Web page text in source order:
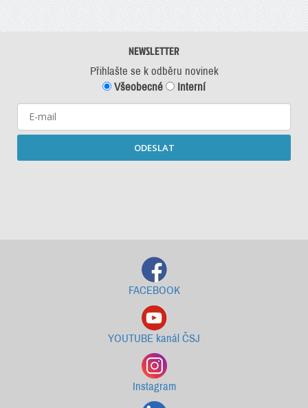
NEWSLETTER
Přihlašte se k odběru novinek
Všeobecné
Interní
ODESLAT
FACEBOOK
YOUTUBE kanál ČSJ
Instagram